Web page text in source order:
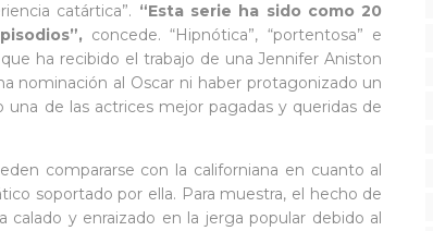
catártica”. “Esta serie ha sido como 20
concede. “Hipnótica”, “portentosa” e
ha recibido el trabajo de una Jennifer Aniston
nominación al Oscar ni haber protagonizado un
de las actrices mejor pagadas y queridas de
compararse con la californiana en cuanto al
soportado por ella. Para muestra, el hecho de
calado y enraizado en la jerga popular debido al